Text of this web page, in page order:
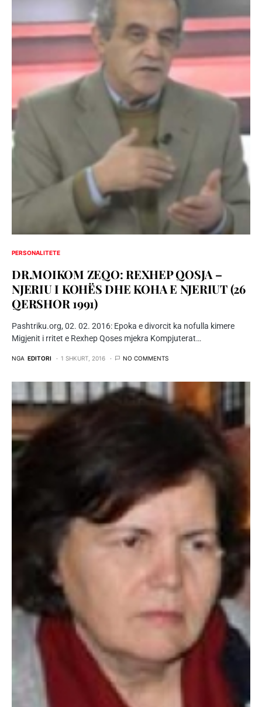
PERSONALITETE
DR.MOIKOM ZEQO: REXHEP QOSJA –
NJERIU I KOHËS DHE KOHA E NJERIUT (26
QERSHOR 1991)
Pashtriku.org, 02. 02. 2016: Epoka e divorcit ka nofulla kimere
Migjenit i rritet e Rexhep Qoses mjekra Kompjuterat…
NGA EDITORI 1 SHKURT, 2016 NO COMMENTS